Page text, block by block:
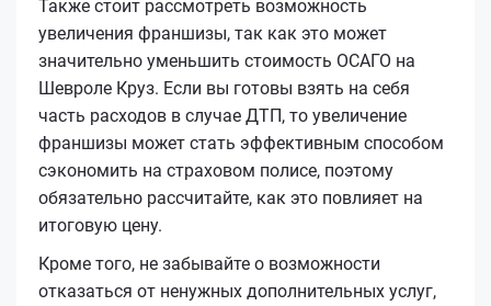
Также стоит рассмотреть возможность
увеличения франшизы, так как это может
значительно уменьшить стоимость ОСАГО на
Шевроле Круз. Если вы готовы взять на себя
часть расходов в случае ДТП, то увеличение
франшизы может стать эффективным способом
сэкономить на страховом полисе, поэтому
обязательно рассчитайте, как это повлияет на
итоговую цену.
Кроме того, не забывайте о возможности
отказаться от ненужных дополнительных услуг,